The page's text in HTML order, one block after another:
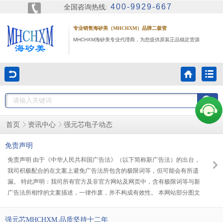
全国咨询热线: 400-9929-667
专业销售海矽美（MHCHXM）品牌二极管
MHCHXM海矽美专业代理商，为您提供原装正品稳定货源
首页 资讯中心 强元芯电子动态
免责声明
免责声明 由于《中华人民共和国广告法》（以下简称新广告法）的出台，
我司积极配合的在文案上避免广告法所包含的极限词等，但可能会有所遗
漏。 特此声明：我司所有官方及非官方网站及网页中，含有极限词等与新
广告法所相悖的文案描述，一律作废，并不构成有效性。 本网站部分图文
或删除。
强元芯MHCHXM,品质坚持十二年